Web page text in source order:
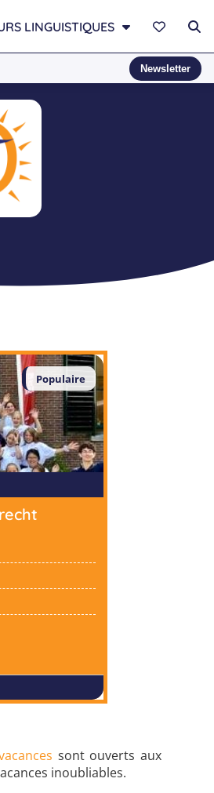
LINGUISTIQUES
Newsletter
Populaire
sont ouverts aux
inoubliables.